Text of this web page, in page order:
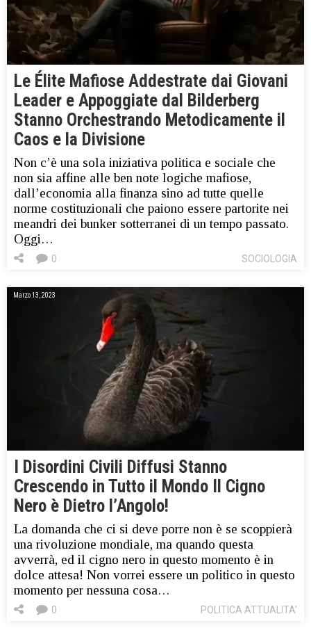
Le Élite Mafiose Addestrate dai Giovani
Leader e Appoggiate dal Bilderberg
Stanno Orchestrando Metodicamente il
Caos e la Divisione
Non c’è una sola iniziativa politica e sociale che
non sia affine alle ben note logiche mafiose,
dall’economia alla finanza sino ad tutte quelle
norme costituzionali che paiono essere partorite nei
meandri dei bunker sotterranei di un tempo passato.
Oggi…
SOCIOLOGIA
0
Marzo 13, 2023
I Disordini Civili Diffusi Stanno
Crescendo in Tutto il Mondo Il Cigno
Nero è Dietro l’Angolo!
La domanda che ci si deve porre non è se scoppierà
una rivoluzione mondiale, ma quando questa
avverrà, ed il cigno nero in questo momento è in
dolce attesa! Non vorrei essere un politico in questo
momento per nessuna cosa…
POLITICA ATTUALITA'
0